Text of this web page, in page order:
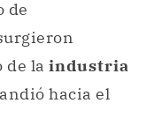
de
la industria
hacia el